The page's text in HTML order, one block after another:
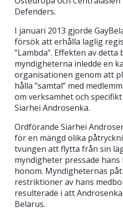
Defenders.
I januari 2013 gjorde
försök att erhålla laglig
”Lambda”. Effekten av
myndigheterna inledde en
organisationen genom att
hålla ”samtal” med
om verksamhet och
Siarhei Androsenka.
Ordförande Siarhei
för en mängd olika
tvungen att flytta från sin
myndigheter pressade
honom. Myndigheternas
restriktioner av hans
resulterade i att
Belarus.